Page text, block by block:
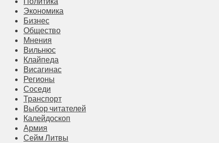
Экономика
Бизнес
Общество
Мнения
Вильнюс
Клайпеда
Висагинас
Регионы
Соседи
Транспорт
Выбор читателей
Калейдоскоп
Армия
Сейм Литвы